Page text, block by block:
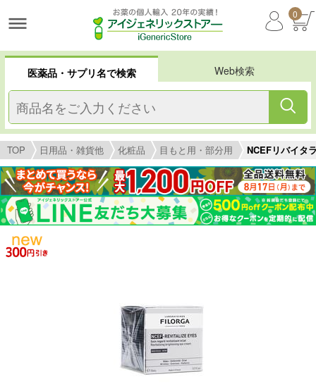
0
医薬品・サプリ名で検索 Web検索
TOP 日用品・雑貨他 化粧品 目もと用・部分用 NCEFリバイタ